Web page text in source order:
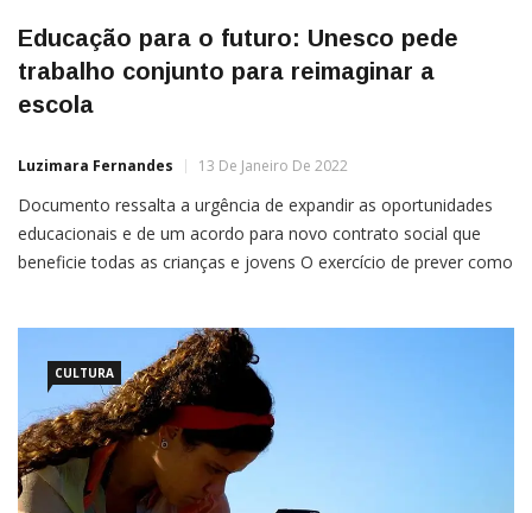
Educação para o futuro: Unesco pede
trabalho conjunto para reimaginar a
escola
Luzimara Fernandes 13 De Janeiro De 2022
Documento ressalta a urgência de expandir as oportunidades
educacionais e de um acordo para novo contrato social que
beneficie todas as crianças e jovens O exercício de prever como
CULTURA